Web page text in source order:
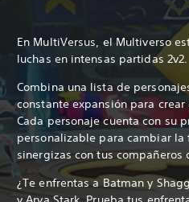
En MultiVersus, el Multiverso
luchas en intensas partidas 2v2.
Combina una lista de
constante expansión para
Cada personaje cuenta con su
personalizable para cambiar la
sinergizas con tus
¿Te enfrentas a Batman y